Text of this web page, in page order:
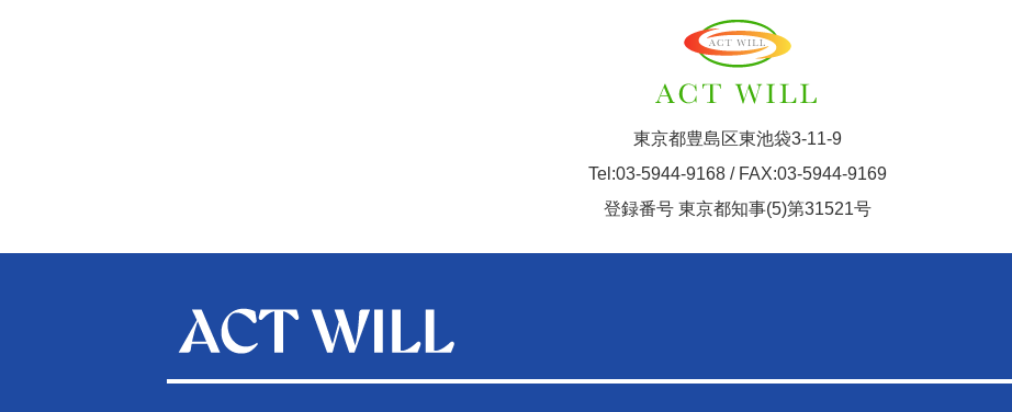
東京都豊島区東池袋3-11-9
Tel:03-5944-9168 / FAX:03-5944-9169
登録番号 東京都知事(5)第31521号